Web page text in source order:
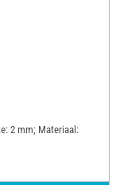
2 mm; Materiaal: